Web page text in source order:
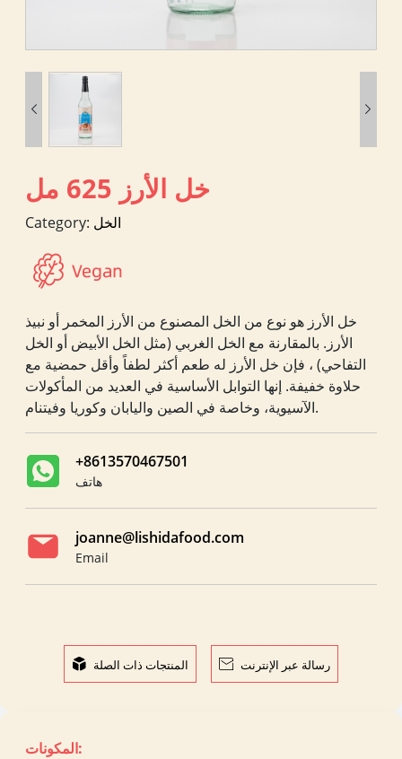
 
خل الأرز 625 مل
Category: الخل
خل الأرز هو نوع من الخل المصنوع من الأرز المخمر أو نبيذ
الأرز. بالمقارنة مع الخل الغربي (مثل الخل الأبيض أو الخل
التفاحي) ، فإن خل الأرز له طعم أكثر لطفاً وأقل حمضية مع
حلاوة خفيفة. إنها التوابل الأساسية في العديد من المأكولات
الآسيوية، وخاصة في الصين واليابان وكوريا وفيتنام.
+8613570467501
هاتف
joanne@lishidafood.com
Email
 المنتجات ذات الصلة  رسالة عبر الإنترنت
المكونات: